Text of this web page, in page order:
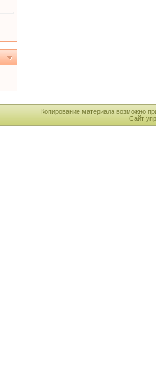
Копирование материала возможно
Сайт